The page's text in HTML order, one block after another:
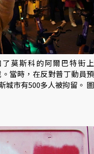
莫斯科的阿爾巴特街上
當時，在反對普丁動員預
城市有500多人被拘留。 圖